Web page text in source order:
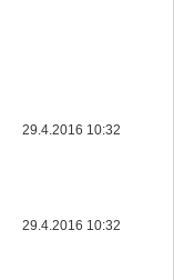
29.4.2016 10:32
29.4.2016 10:32